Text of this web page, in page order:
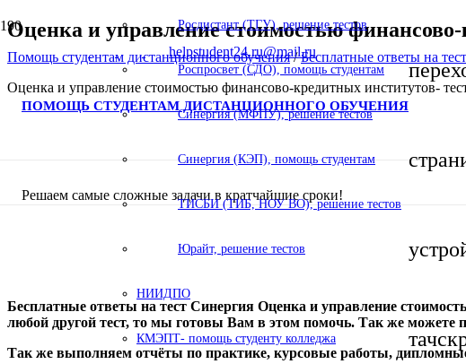
helpstudent24.ru@mail.ru
ПОМОЩЬ СТУДЕНТАМ ДИСТАНЦИОННОГО ОБУЧЕНИЯ
Решаем самые сложные задачи в кратчайшие сроки!
Росдистант (ТГУ), решение тестов
Роспросвет (СДО), помощь студентам
Синергия (МФПУ), решение тестов
Синергия (КЭП), помощь студентам
ТИСБИ (ТИБ, НОУ ВО), решение тестов
Юрайт, решение тестов
НИИДПО
КМЭПТ- помощь студенту колледжа
Оценка и управление стоимостью
Помощь студентам дистанционного обучения/Бесплатные ответы на
Оценка и управление стоимостью финансово-кредитных институтов-
Бесплатные ответы на тест Синергия Оценка и управление
любой другой тест, то мы готовы Вам в этом помочь. Так же можете
Так же выполняем отчёты по практике, курсовые работы,